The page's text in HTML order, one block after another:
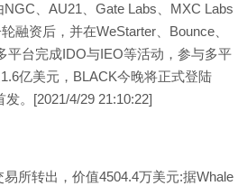
、AU21、Gate Labs、MXC Labs
融资后，并在WeStarter、Bounce、
平台完成IDO与IEO等活动，参与多平
亿美元，BLACK今晚将正式登陆
。[2021/4/29 21:10:22]
所转出，价值4504.4万美元:据Whale